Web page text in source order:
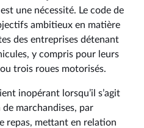
une nécessité. Le code de
ambitieux en matière
des entreprises détenant
y compris pour leurs
trois roues motorisés.
inopérant lorsqu’il s’agit
marchandises, par
repas, mettant en relation